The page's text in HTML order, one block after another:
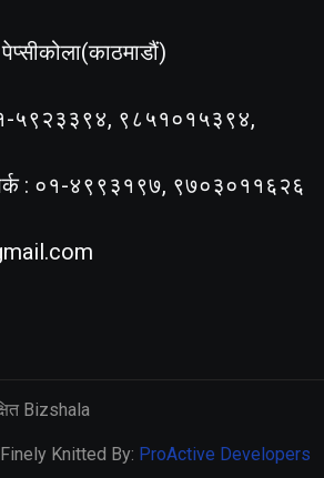
५९२३३९४, ९८५१०१५३९४,
: ०१-४९९३१९७, ९७०३०११६२६
Bizshala
Finely Knitted By: ProActive Developers